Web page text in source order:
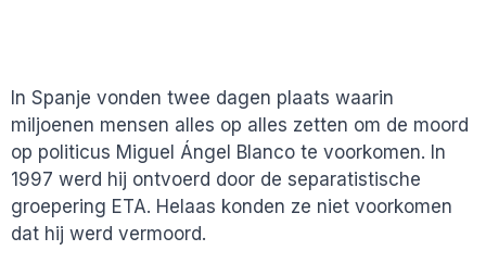
In Spanje vonden twee dagen plaats waarin
miljoenen mensen alles op alles zetten om de moord
op politicus Miguel Ángel Blanco te voorkomen. In
1997 werd hij ontvoerd door de separatistische
groepering ETA. Helaas konden ze niet voorkomen
dat hij werd vermoord.